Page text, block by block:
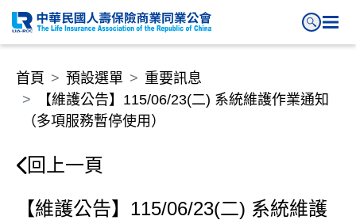
【維護公告】115/06/23(二) 系
首頁 預設選單
重要訊息
【維護公告】115/06/23(二) 系統維護作業通知
（多項服務暫停使用）
回上一頁
【維護公告】115/06/23(二) 系統維護